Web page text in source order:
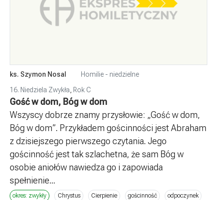
ks. Szymon Nosal
Homilie - niedzielne
16. Niedziela Zwykła
Rok C
Gość w dom, Bóg w dom
Wszyscy dobrze znamy przysłowie: „Gość w dom,
Bóg w dom”. Przykładem gościnności jest Abraham
z dzisiejszego pierwszego czytania. Jego
gościnność jest tak szlachetna, że sam Bóg w
osobie aniołów nawiedza go i zapowiada
spełnienie...
okres: zwykły Chrystus Cierpienie gościnność odpoczynek